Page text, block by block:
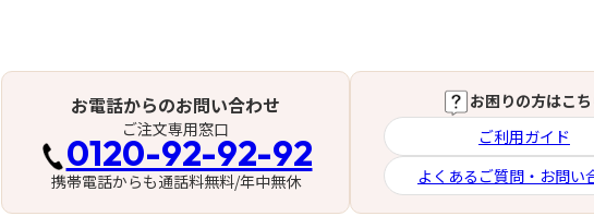
お電話からのお問い合わせ
ご注文専用窓口
0120-92-92-92
携帯電話からも通話料無料/年中無休
お困りの方はこち
ご利用ガイド
よくあるご質問・お問い